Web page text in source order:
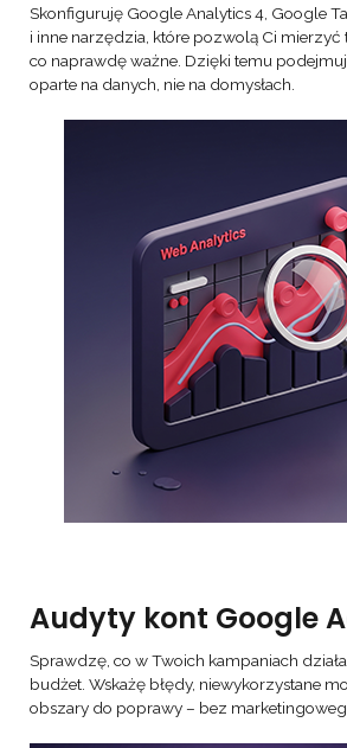
Skonfiguruję Google Analytics 4, Google
i inne narzędzia, które pozwolą Ci mierzyć
co naprawdę ważne. Dzięki temu
oparte na danych, nie na domysłach.
Audyty kont Google
Sprawdzę, co w Twoich kampaniach
budżet. Wskażę błędy, niewykorzystane
obszary do poprawy – bez